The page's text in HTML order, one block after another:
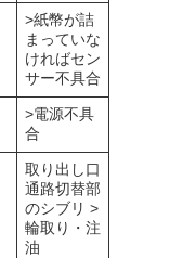
>紙幣が詰
まっていな
ければセン
サー不具合
>電源不具
合
取り出し口
通路切替部
のシブリ >
輪取り・注
油